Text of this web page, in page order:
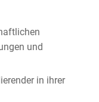
und
in ihrer